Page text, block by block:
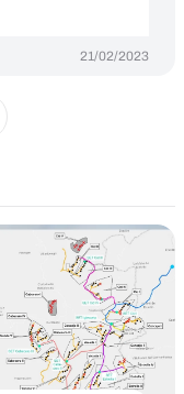
21/02/2023